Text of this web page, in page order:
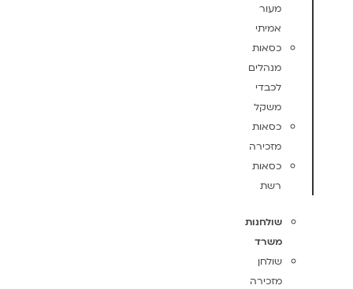
מעור
אמיתי
כסאות
מנהלים
לכבדי
משקל
כסאות
מזכירה
כסאות
רשת
שולחנות
משרד
שולחן
מזכירה